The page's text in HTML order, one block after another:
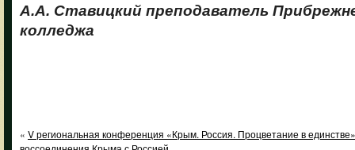
А.А. Ставицкий преподаватель
колледжа
« V региональная конференция «Крым. Россия. Процветание в